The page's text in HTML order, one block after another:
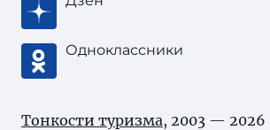
Одноклассники
Тонкости туризма, 2003 — 2026